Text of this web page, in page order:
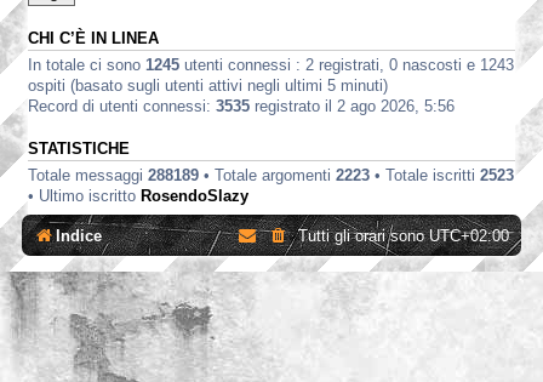
CHI C’È IN LINEA
In totale ci sono 1245 utenti connessi : 2 registrati, 0 nascosti e 1243
ospiti (basato sugli utenti attivi negli ultimi 5 minuti)
Record di utenti connessi: 3535 registrato il 2 ago 2026, 5:56
STATISTICHE
Totale messaggi 288189 • Totale argomenti 2223 • Totale iscritti 2523
• Ultimo iscritto RosendoSlazy
Indice Tutti gli orari sonoUTC+02:00